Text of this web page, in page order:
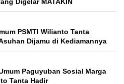
Digelar MATAKIN
PSMTI Wilianto Tanta
Dijamu di Kediamannya
Paguyuban Sosial Marga
Tanta Hadir